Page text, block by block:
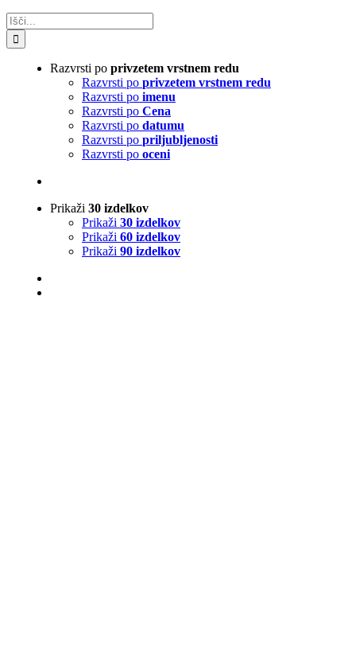
Search
for:
Razvrsti po privzetem vrstnem redu
Razvrsti po privzetem vrstnem redu
Razvrsti po imenu
Razvrsti po Cena
Razvrsti po datumu
Razvrsti po priljubljenosti
Razvrsti po oceni
Prikaži 30 izdelkov
Prikaži 30 izdelkov
Prikaži 60 izdelkov
Prikaži 90 izdelkov